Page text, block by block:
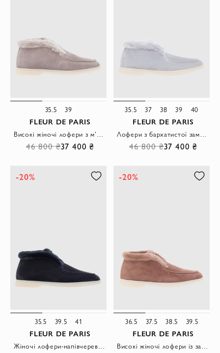
35.5 39
FLEUR DE PARIS
Високі жіночі лофери з м'яким хутром і світлою підошвою.
46 800 ₴37 400 ₴
35.5 37 38 39 40
FLEUR DE PARIS
Лофери з бархатистої замші з внутрішнім хутром та акуратним рядком сірі
46 800 ₴37 400 ₴
-20%
35.5 39.5 41
FLEUR DE PARIS
Жіночі лофери-напівчеревики з м'якої замші з утепленою хутром підкладкою сині
-20%
36.5 37.5 38.5 39.5
FLEUR DE PARIS
Високі жіночі лофери із замші з хутряним оздобленням коричневого кольору.